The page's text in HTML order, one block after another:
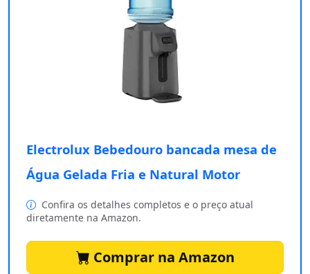
Electrolux Bebedouro bancada mesa de
Água Gelada Fria e Natural Motor
Confira os detalhes completos e o preço atual
diretamente na Amazon.
Comprar na Amazon